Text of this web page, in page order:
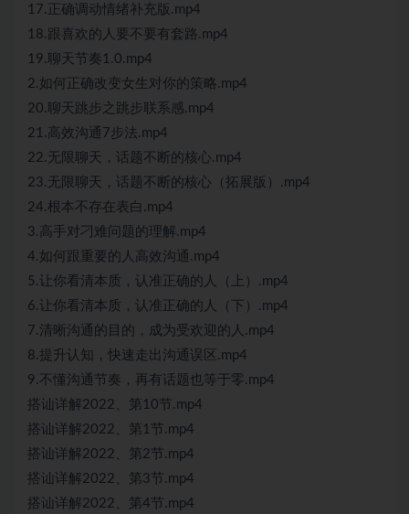
17.正确调动情绪补充版.mp4
18.跟喜欢的人要不要有套路.mp4
19.聊天节奏1.0.mp4
2.如何正确改变女生对你的策略.mp4
20.聊天跳步之跳步联系感.mp4
21.高效沟通7步法.mp4
22.无限聊天，话题不断的核心.mp4
23.无限聊天，话题不断的核心（拓展版）.mp4
24.根本不存在表白.mp4
3.高手对刁难问题的理解.mp4
4.如何跟重要的人高效沟通.mp4
5.让你看清本质，认准正确的人（上）.mp4
6.让你看清本质，认准正确的人（下）.mp4
7.清晰沟通的目的，成为受欢迎的人.mp4
8.提升认知，快速走出沟通误区.mp4
9.不懂沟通节奏，再有话题也等于零.mp4
搭讪详解2022、第10节.mp4
搭讪详解2022、第1节.mp4
搭讪详解2022、第2节.mp4
搭讪详解2022、第3节.mp4
搭讪详解2022、第4节.mp4